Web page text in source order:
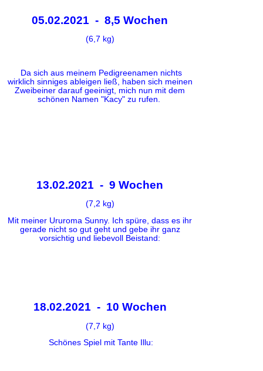
05.02.2021 - 8,5 Wochen
(6,7 kg)
Da sich aus meinem Pedigreenamen nichts
wirklich sinniges ableigen ließ, haben sich meinen
Zweibeiner darauf geeinigt, mich nun mit dem
schönen Namen "Kacy" zu rufen.
13.02.2021 - 9 Wochen
(7,2 kg)
Mit meiner Ururoma Sunny. Ich spüre, dass es ihr
gerade nicht so gut geht und gebe ihr ganz
vorsichtig und liebevoll Beistand:
18.02.2021 - 10 Wochen
(7,7 kg)
Schönes Spiel mit Tante Illu: